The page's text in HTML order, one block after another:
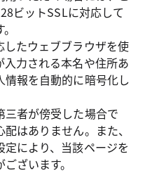
ビットSSLに対応して
たウェブブラウザを使
力される本名や住所あ
情報を自動的に暗号化し
者が傍受した場合で
はありません。また、
により、当該ページを
ざいます。